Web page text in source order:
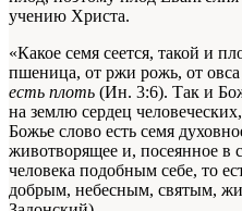
учению Христа.
«Какое семя сеется, такой и
пшеница, от ржи рожь, от овса
есть плоть (Ин. 3:6). Так и
на землю сердец
Божье слово есть семя
животворящее и, посеянное в
человека подобным себе, то
добрым, небесным, святым,